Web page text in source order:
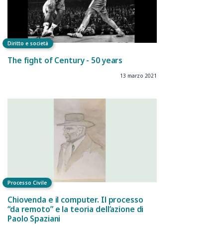
Diritto e società
The fight of Century - 50 years
13 marzo 2021
Processo Civile
Chiovenda e il computer. Il processo
“da remoto” e la teoria dell’azione di
Paolo Spaziani